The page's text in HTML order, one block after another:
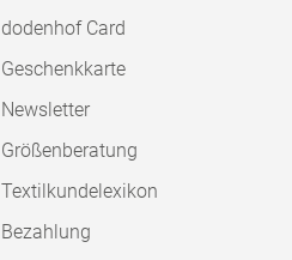
dodenhof Card
Geschenkkarte
Newsletter
Größenberatung
Textilkundelexikon
Bezahlung